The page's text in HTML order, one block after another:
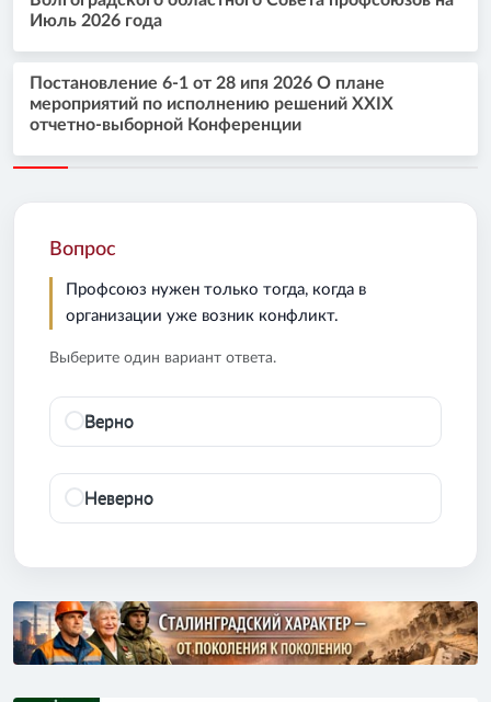
Июль 2026 года
Постановление 6-1 от 28 ипя 2026 О плане
мероприятий по исполнению решений XXIX
отчетно-выборной Конференции
Вопрос
Профсоюз нужен только тогда, когда в
организации уже возник конфликт.
Выберите один вариант ответа.
Верно
Неверно